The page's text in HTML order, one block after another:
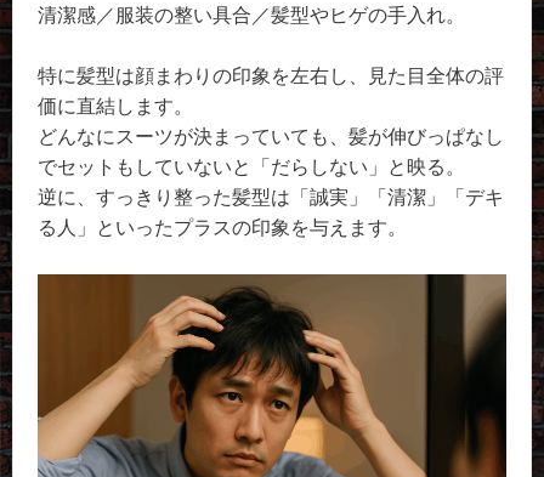
清潔感／服装の整い具合／髪型やヒゲの手入れ。
特に髪型は顔まわりの印象を左右し、見た目全体の評
価に直結します。
どんなにスーツが決まっていても、髪が伸びっぱなし
でセットもしていないと「だらしない」と映る。
逆に、すっきり整った髪型は「誠実」「清潔」「デキ
る人」といったプラスの印象を与えます。